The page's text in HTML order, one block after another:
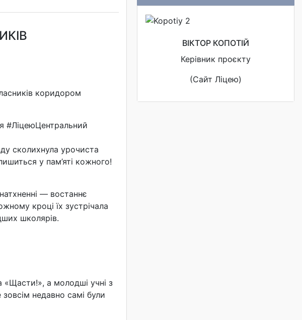
коридором
#ЛіцеюЦентральний
сколихнула урочиста
у пам’яті кожного!
— востаннє
кроці їх зустрічала
школярів.
а молодші учні з
недавно самі були
ВІКТОР КОПОТІЙ
Керівник проєкту
(Сайт Ліцею)